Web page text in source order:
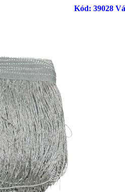
Kód: 39028